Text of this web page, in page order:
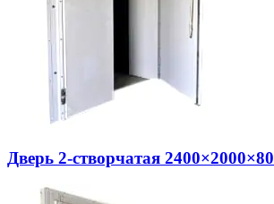
Дверь 2-створчатая 2400×2000×80